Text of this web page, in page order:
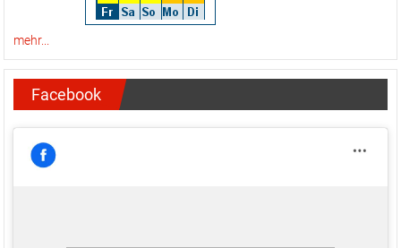
mehr...
Facebook